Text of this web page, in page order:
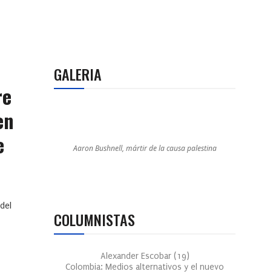
GALERIA
Aaron Bushnell, mártir de la causa palestina
COLUMNISTAS
Alexander Escobar (19)
Colombia: Medios alternativos y el nuevo